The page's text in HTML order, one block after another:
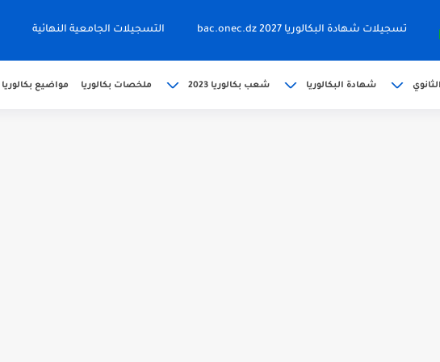
تسجيلات شهادة البكالوريا 2027 bac.onec.dz التسجيلات الجامعية النهائية
شهادة البكالوريا شعب بكالوريا 2023 ملخصات بكالوريا مواضيع بكالوريا